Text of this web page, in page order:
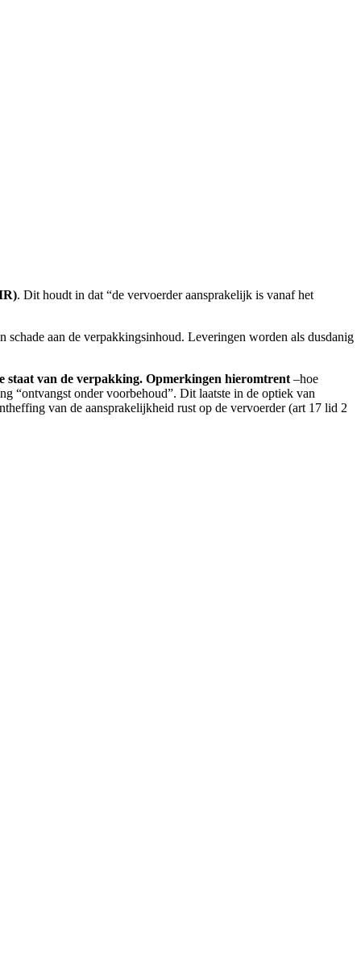
. Dit houdt in dat “de vervoerder aansprakelijk is vanaf het
schade aan de verpakkingsinhoud. Leveringen worden als dusdanig
staat van de verpakking. Opmerkingen hieromtrent –hoe
“ontvangst onder voorbehoud”. Dit laatste in de optiek van
van de aansprakelijkheid rust op de vervoerder (art 17 lid 2